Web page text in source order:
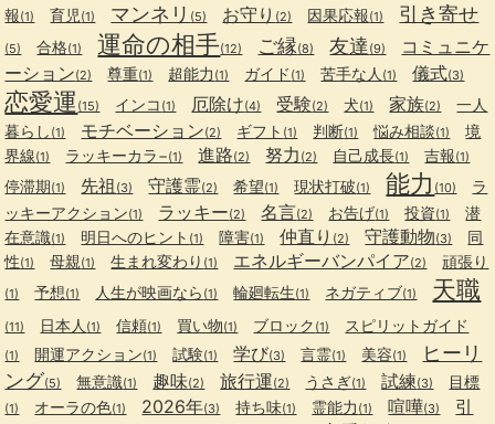
報(1) 育児 (1) マンネリ (5) お守り (2) 因果応報(1) 引き寄せ
(5) 合格(1) 運命の相手(12) ご縁(8) 友達 (9)
コミュニケ
ーション(2) 尊重(1) 超能力 (1) ガイド (1) 苦手な人 (1) 儀式(3)
恋愛運 (15) インコ (1) 厄除け(4) 受験(2) 犬(1) 家族(2)
一人
暮らし (1) モチベーション(2) ギフト (1) 判断(1) 悩み相談(1)
境
界線(1) ラッキーカラ−(1) 進路(2) 努力 (2) 自己成長(1) 吉報(1)
停滞期(1) 先祖 (3) 守護霊(2) 希望(1) 現状打破(1) 能力 (10)
ラ
ッキーアクション(1) ラッキー(2) 名言(2) お告げ(1) 投資(1)
潜
在意識(1) 明日へのヒント (1) 障害(1) 仲直り (2) 守護動物(3)
同
性(1) 母親(1) 生まれ変わり (1) エネルギーバンパイア(2) 頑張り
(1) 予想(1) 人生が映画なら (1) 輪廻転生(1) ネガティブ(1) 天職
(11) 日本人 (1) 信頼(1) 買い物(1) ブロック (1) スピリットガイド
(1) 開運アクション(1) 試験(1) 学び(3) 言霊(1) 美容(1)
ヒーリ
ング(5) 無意識(1) 趣味(2) 旅行運(2) うさぎ(1) 試練(3) 目標
(1) オーラの色(1) 2026年(3) 持ち味(1) 霊能力 (1) 喧嘩(3)
引